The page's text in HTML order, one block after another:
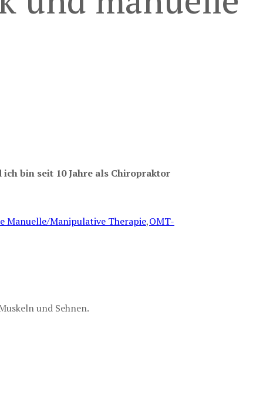
bin seit 10 Jahre als Chiropraktor
Manuelle/Manipulative Therapie,OMT-
und Sehnen.